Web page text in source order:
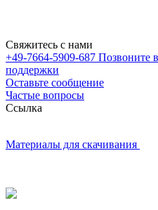
Свяжитесь с нами
+49-7664-5909-687 Позвоните
поддержки
Оставьте сообщение
Частые вопросы
Cсылка
Материалы для скачивания